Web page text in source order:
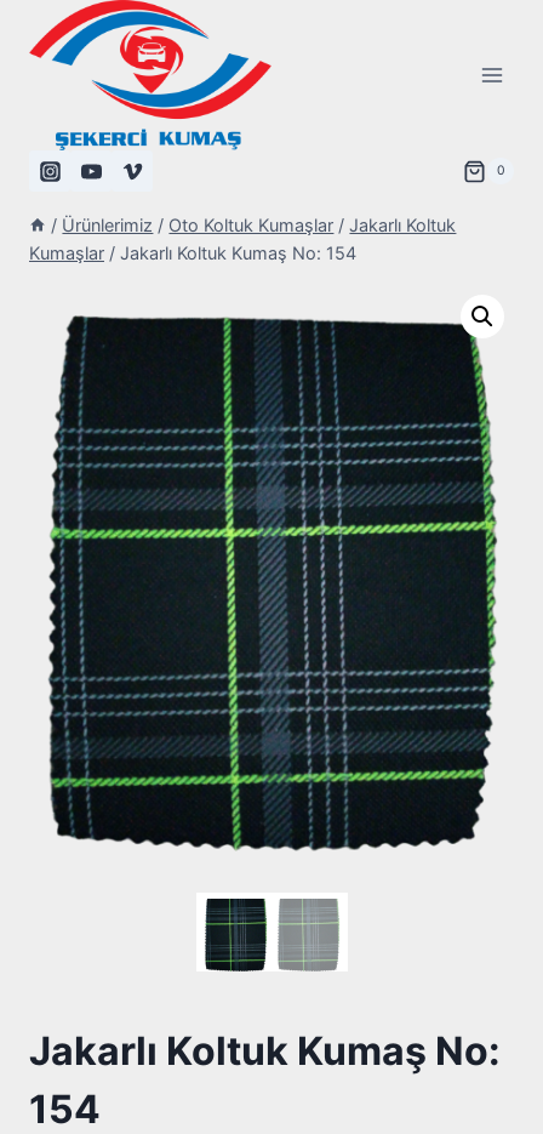
0
/ Ürünlerimiz / Oto Koltuk Kumaşlar / Jakarlı Koltuk
Kumaşlar / Jakarlı Koltuk Kumaş No: 154
Jakarlı Koltuk Kumaş No:
154